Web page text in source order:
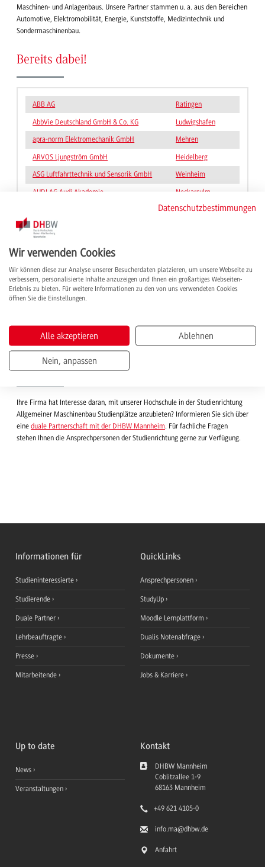
Maschinen- und Anlagenbaus. Unsere Partner stammen u. a. aus den Bereichen
Automotive, Elektromobilität, Energie, Kunststoffe, Medizintechnik und
Sondermaschinenbau.
Bereits dabei!
ABB AG Ratingen
AbbVie Deutschland GmbH & Co. KG Ludwigshafen
apra-norm Elektromechanik GmbH Mehren
ARVOS Ljungström GmbH Heidelberg
ASG Luftfahrttechnik und Sensorik GmbH Weinheim
AUDI AG Audi Akademie Neckarsulm
Boppard
BorgWarner Turbo Systems GmbH
der Bundeswehr (BAPersBw)
Busch-Jaeger Elektro GmbH Lüdenscheid
Dualer Partner werden?
Ihre Firma hat Interesse daran, mit unserer Hochschule in der Studienrichtung
Allgemeiner Maschinenbau Studienplätze anzubieten? Informieren Sie sich über
eine duale Partnerschaft mit der DHBW Mannheim. Für fachliche Fragen
stehen Ihnen die Ansprechpersonen der Studienrichtung gerne zur Verfügung.
Informationen für
Studieninteressierte
Studierende
Duale Partner
Lehrbeauftragte
Presse
Mitarbeitende
QuickLinks
Ansprechpersonen
StudyUp
Moodle Lernplattform
Dualis Notenabfrage
Dokumente
Jobs & Karriere
Up to date
News
Veranstaltungen
Kontakt
DHBW Mannheim
Coblitzallee 1-9
68163 Mannheim
+49 621 4105-0
info.ma@dhbw.de
Anfahrt
Datenschutzbestimmungen
Wir verwenden Cookies
Wir können diese zur Analyse unserer Besucherdaten platzieren, um unsere Webseite zu
verbessern, personalisierte Inhalte anzuzeigen und Ihnen ein großartiges Webseiten-
Erlebnis zu bieten. Für weitere Informationen zu den von uns verwendeten Cookies
öffnen Sie die Einstellungen.
Alle akzeptieren Ablehnen
Nein, anpassen